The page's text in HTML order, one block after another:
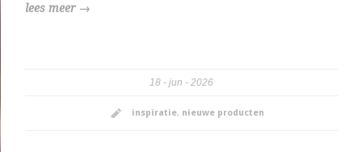
lees meer →
18 jun 2026
inspiratie, nieuwe producten